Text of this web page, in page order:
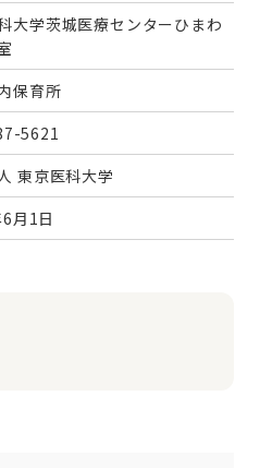
大学茨城医療センターひまわ
保育所
5621
東京医科大学
月1日